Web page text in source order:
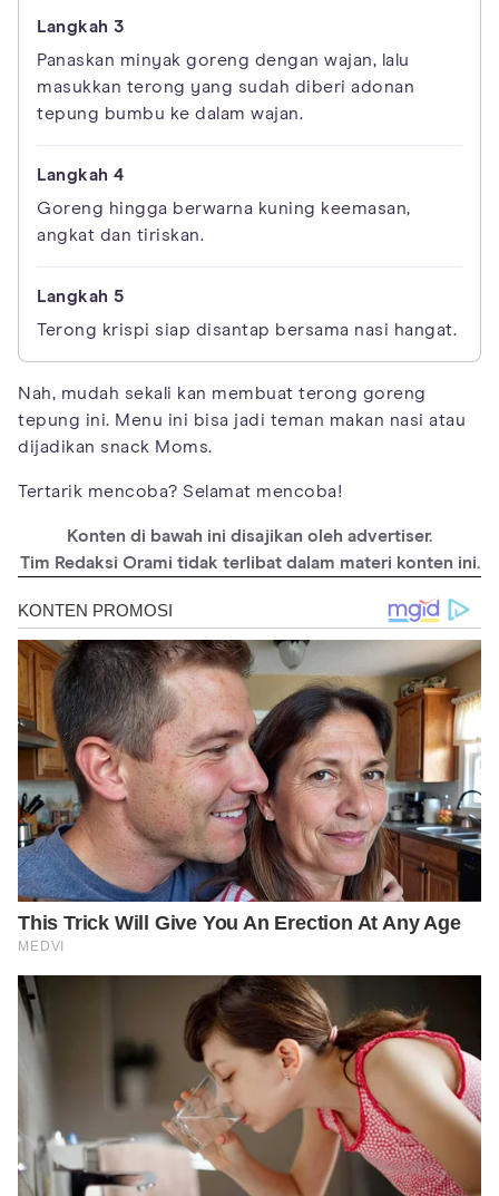
Panaskan minyak goreng dengan wajan, lalu
masukkan terong yang sudah diberi adonan
tepung bumbu ke dalam wajan.
Goreng hingga berwarna kuning keemasan,
angkat dan tiriskan.
Terong krispi siap disantap bersama nasi hangat.
Nah, mudah sekali kan membuat terong goreng
tepung ini. Menu ini bisa jadi teman makan nasi atau
dijadikan snack Moms.
Tertarik mencoba? Selamat mencoba!
Konten di bawah ini disajikan oleh advertiser.
Tim Redaksi Orami tidak terlibat dalam materi konten ini.